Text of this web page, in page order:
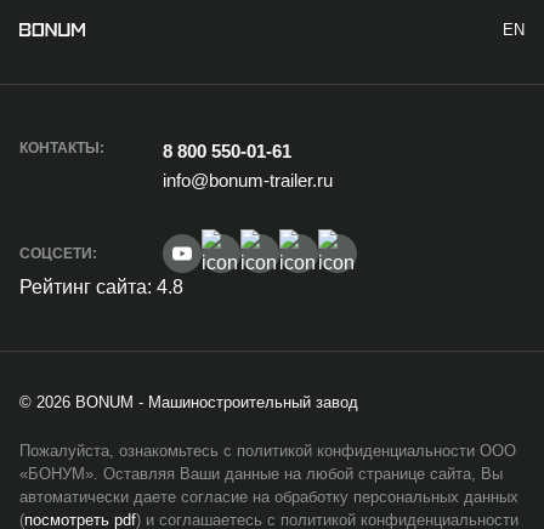
EN
КОНТАКТЫ:
8 800 550-01-61
info@bonum-trailer.ru
СОЦСЕТИ:
Рейтинг сайта: 4.8
© 2026 BONUM - Машиностроительный завод
Пожалуйста, ознакомьтесь с политикой конфиденциальности ООО
«БОНУМ». Оставляя Ваши данные на любой странице сайта, Вы
автоматически даете согласие на обработку персональных данных
(посмотреть pdf) и соглашаетесь с политикой конфиденциальности